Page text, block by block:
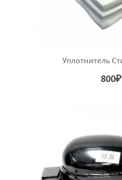
Уплотнитель
800₽